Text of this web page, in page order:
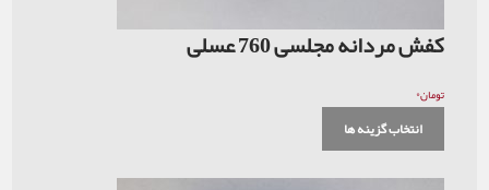
کفش مردانه مجلسی 760 عسلی
تومان۰
انتخاب گزینه ها